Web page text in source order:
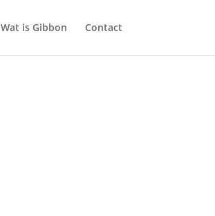
Wat is Gibbon Contact